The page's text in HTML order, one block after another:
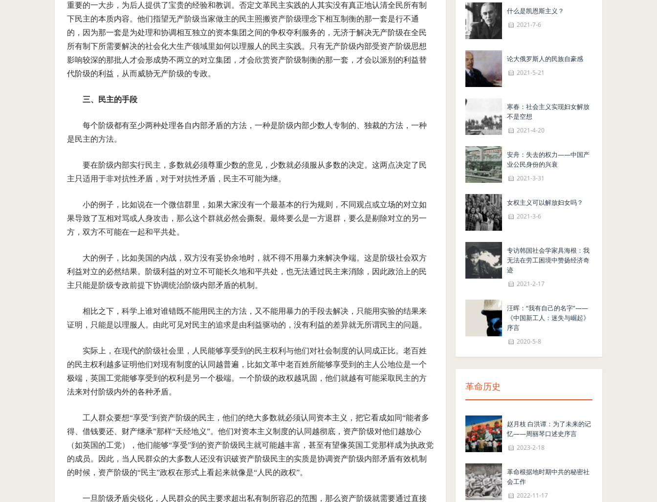
重要的一大步，为后人提供了宝贵的经验和教训。否定文革民主实践的人其实没有真正地认清全民所有制
下民主的本质内容。他们指望无产阶级当家做主的民主照搬资产阶级理念下相互制衡的那一套是行不通
的，因为那一套是为处理和协调相互独立的资本集团之间的争权夺利服务的，无济于解决无产阶级在全民
所有制下所需要解决的社会化大生产领域里如何以理服人的民主实践。只有无产阶级内部受资产阶级思想
影响较深的那批人才会形成势不两立的对立集团，才会欣赏资产阶级制衡的那一套，才会以派别的利益替
代阶级的利益，从而威胁无产阶级的专政。
三、民主的手段
每个阶级都有至少两种处理各自内部矛盾的方法，一种是阶级内部少数人专制的、独裁的方法，一种
是民主的方法。
要在阶级内部实行民主，多数就必须尊重少数的意见，少数就必须服从多数的决定。这两点决定了民
主只适用于非对抗性矛盾，对于对抗性矛盾，民主不可能为继。
小的例子，比如说在一个微信群里，如果大家没有一个最基本的行为规则，不同观点或立场的对立如
果导致了互相对骂或人身攻击，那么这个群就必然会撕裂。最终要么是一方退群，要么是剔除对立的另一
方，双方不可能在一起和平共处。
大的例子，比如美国的内战，双方没有妥协余地时，就不得不用暴力来解决争端。这是阶级社会双方
利益对立的必然结果。阶级利益的对立不可能长久地和平共处，也无法通过民主来消除，因此政治上的民
主只能是阶级专政前提下协调统治阶级内部矛盾的机制。
相比之下，科学上谁对谁错既不能用民主的方法，又不能用暴力的手段去解决，只能用实验的结果来
证明，只能是以理服人。由此可见对民主的追求是由利益驱动的，没有利益的差异就无所谓民主的问题。
实际上，在现代的阶级社会里，人民能够享受到的民主权利与他们对社会制度的认同成正比。老百姓
的民主权利越多证明他们对现有制度的认同越普遍，比如文革中老百姓所能够享受到的主人公地位是一个
极端，英国工党能够享受到的权利是另一个极端。一个阶级的政权越巩固，他们就越有可能采取民主的方
法来对付阶级内外的各种矛盾。
工人群众要想“享受”到资产阶级的民主，他们的绝大多数就必须认同资本主义，把它看成如同“能者多
得、借钱要还、财产继承”那样“天经地义”。他们对资本主义制度的认同越彻底，资产阶级对他们越放心
（如英国的工党），他们能够“享受”到的资产阶级民主就可能越丰富，甚至有望像英国工党那样成为执政党
的成员。因此，当人民群众的大多数人还没有识破资产阶级民主的实质是协调资产阶级内部矛盾有效机制
的时候，资产阶级的“民主”政权在形式上看起来就像是“人民的政权”。
一旦阶级矛盾尖锐化，人民群众的民主要求超出私有制所容忍的范围，那么资产阶级就需要通过直接
什么是凯恩斯主义？
2021-7-6
论大俄罗斯人的民族自豪感
2021-5-21
寒春：社会主义实现妇女解放
不是空想
2021-4-20
安舟：失去的权力——中国产
业公民身份的兴衰
2021-3-31
女权主义可以解放妇女吗？
2021-3-6
专访韩国社会学家具海根：我
无法在劳工困境中赞扬经济奇
迹
2021-2-17
汪晖：“我有自己的名字”——
《中国新工人：迷失与崛起》
序言
2020-5-8
革命历史
赵月枝 白洪谭：为了未来的记
忆——周丽琴口述史序言
2023-2-18
革命根据地时期中共的秘密社
会工作
2022-11-17